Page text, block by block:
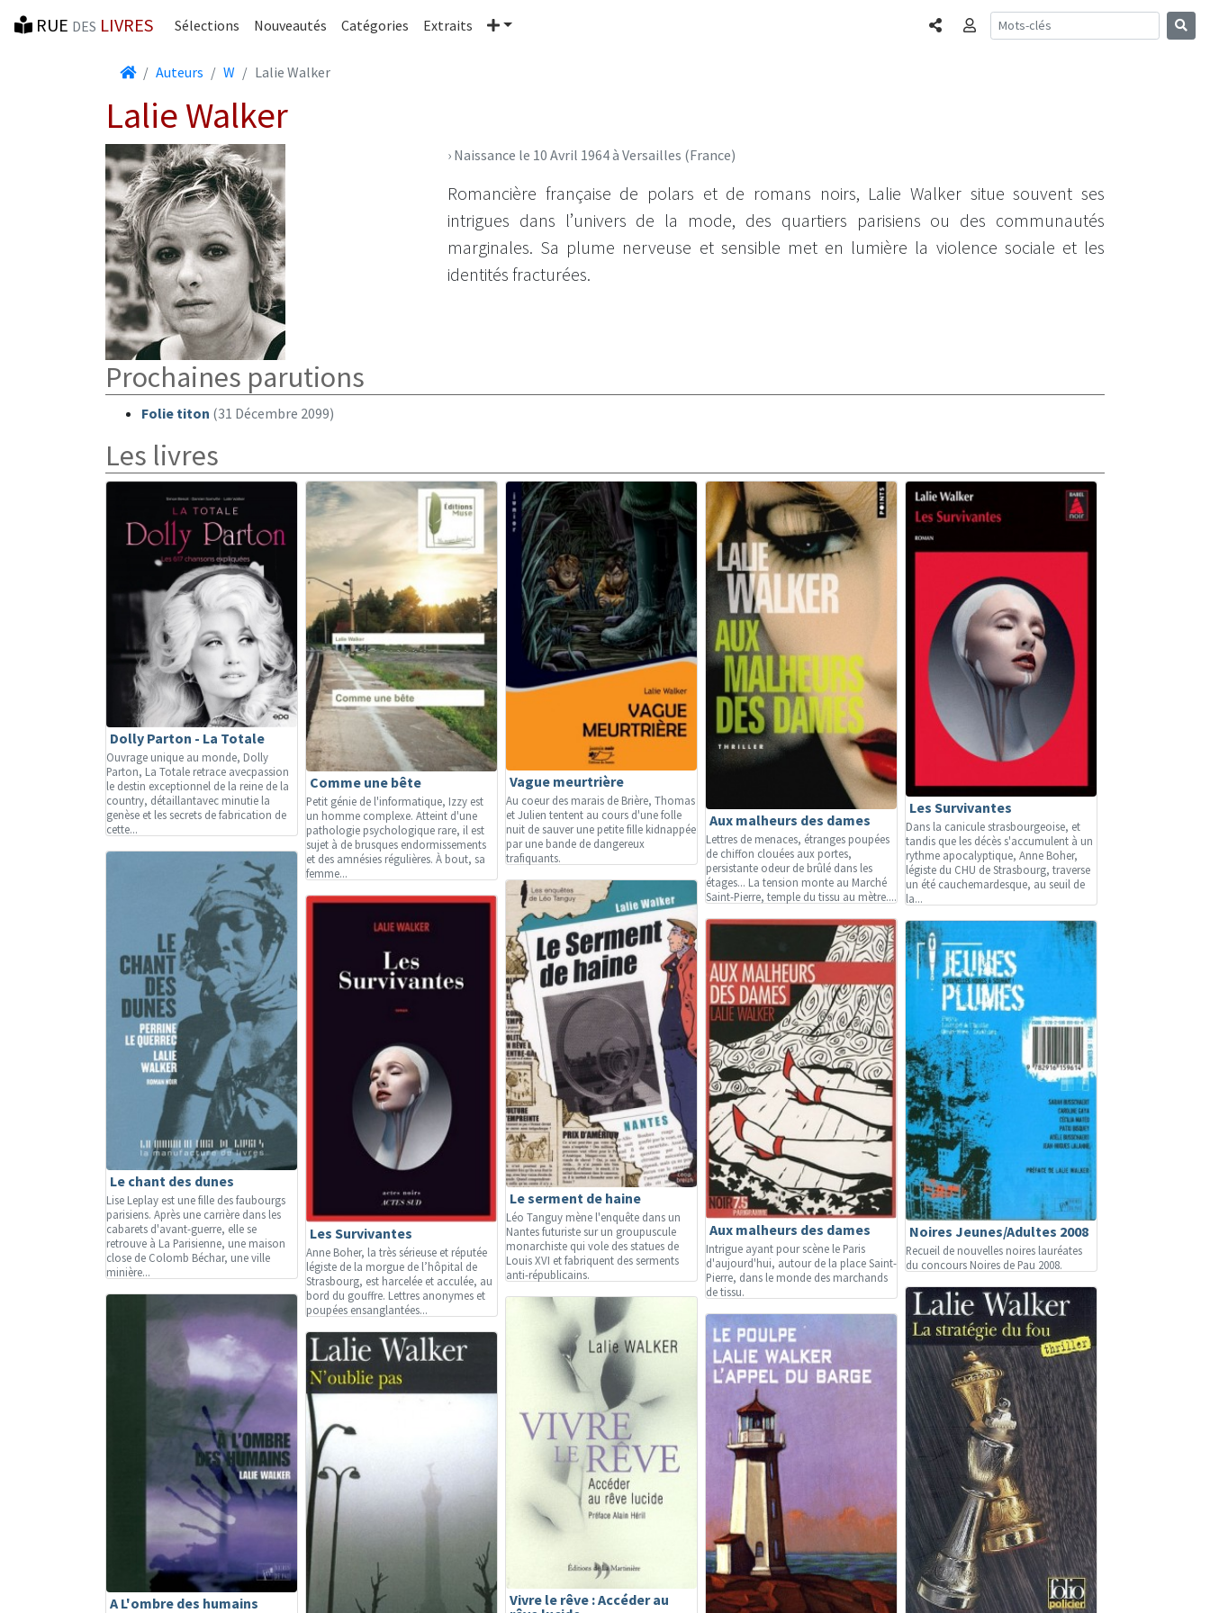
RUE DES LIVRES Sélections Nouveautés Catégories Extraits Plus PartagerConnexion
AccueilAuteurs W Lalie Walker
Lalie Walker
› Naissance le 10 Avril 1964 à Versailles (France)
Romancière française de polars et de romans noirs, Lalie Walker situe souvent ses
intrigues dans l’univers de la mode, des quartiers parisiens ou des communautés
marginales. Sa plume nerveuse et sensible met en lumière la violence sociale et les
identités fracturées.
Prochaines parutions
Folie titon (31 Décembre 2099)
Les livres
Dolly Parton - La Totale
Ouvrage unique au monde, Dolly
Parton, La Totale retrace avecpassion
le destin exceptionnel de la reine de la
country, détaillantavec minutie la
genèse et les secrets de fabrication de
cette...
Comme une bête
Petit génie de l'informatique, Izzy est
un homme complexe. Atteint d'une
pathologie psychologique rare, il est
sujet à de brusques endormissements
et des amnésies régulières. À bout, sa
femme...
Vague meurtrière
Au coeur des marais de Brière, Thomas
et Julien tentent au cours d'une folle
nuit de sauver une petite fille kidnappée
par une bande de dangereux
trafiquants.
Aux malheurs des dames
Lettres de menaces, étranges poupées
de chiffon clouées aux portes,
persistante odeur de brûlé dans les
étages... La tension monte au Marché
Saint-Pierre, temple du tissu au mètre....
Les Survivantes
Dans la canicule strasbourgeoise, et
tandis que les décès s'accumulent à un
rythme apocalyptique, Anne Boher,
légiste du CHU de Strasbourg, traverse
un été cauchemardesque, au seuil de
la...
Le chant des dunes
Lise Leplay est une fille des faubourgs
parisiens. Après une carrière dans les
cabarets d'avant-guerre, elle se
retrouve à La Parisienne, une maison
close de Colomb Béchar, une ville
minière...
Le serment de haine
Léo Tanguy mène l'enquête dans un
Nantes futuriste sur un groupuscule
monarchiste qui vole des statues de
Louis XVI et fabriquent des serments
anti-républicains.
Les Survivantes
Anne Boher, la très sérieuse et réputée
légiste de la morgue de l’hôpital de
Strasbourg, est harcelée et acculée, au
bord du gouffre. Lettres anonymes et
poupées ensanglantées...
Aux malheurs des dames
Intrigue ayant pour scène le Paris
d'aujourd'hui, autour de la place Saint-
Pierre, dans le monde des marchands
de tissu.
Noires Jeunes/Adultes 2008
Recueil de nouvelles noires lauréates
du concours Noires de Pau 2008.
A L'ombre des humains
Vivre le rêve : Accéder au